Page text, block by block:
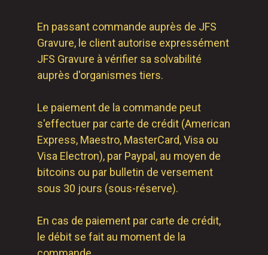
En passant commande auprès de JFS
Gravure, le client autorise expressément
JFS Gravure à vérifier sa solvabilité
auprès d'organismes tiers.
Le paiement de la commande peut
s'effectuer par carte de crédit (American
Express, Maestro, MasterCard, Visa ou
Visa Electron), par Paypal, au moyen de
bitcoins ou par bulletin de versement
sous 30 jours (sous-réserve).
En cas de paiement par carte de crédit,
le débit se fait au moment de la